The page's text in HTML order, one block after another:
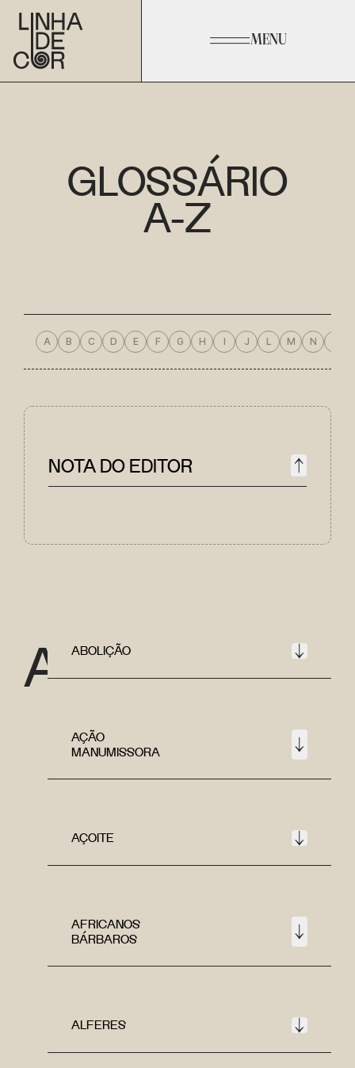
MENU
GLOSSÁRIO
A-Z
A B C D E F G H I J L M N
NOTA DO EDITOR
A ABOLIÇÃO
AÇÃO
MANUMISSORA
AÇOITE
AFRICANOS
BÁRBAROS
ALFERES